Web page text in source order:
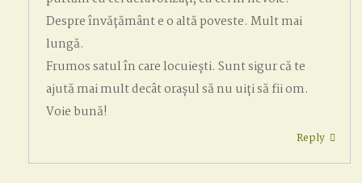
Despre învățământ e o altă poveste. Mult mai
lungă.
Frumos satul în care locuiești. Sunt sigur că te
ajută mai mult decât orașul să nu uiți să fii om.
Voie bună!
Reply